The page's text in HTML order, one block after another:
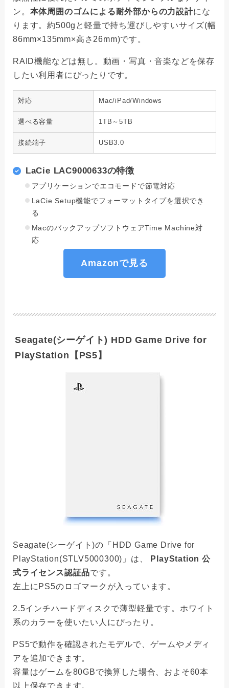
ン。 本体周囲のゴムによる耐外部からの力設計にな
ります。約500gと軽量で持ち運びしやすいサイズ(幅
86mm×135mm×高さ26mm)です。
RAID機能などは無し。動画・写真・音楽などを保存
したい利用者にぴったりです。
対応 Mac/iPad/Windows
選べる容量 1TB～5TB
接続端子 USB3.0
LaCie LAC9000633の特徴
アプリケーションでエコモードで節電対応
LaCie Setup機能でフォーマットタイプを選択でき
る
MacのバックアップソフトウェアTime Machine対
応
Amazonで見る
Seagate(シーゲイト) HDD Game Drive for
PlayStation【PS5】
Seagate(シーゲイト)の「HDD Game Drive for
PlayStation(STLV5000300)」は、
PlayStation 公
式ライセンス認証品です。
左上にPS5のロゴマークが入っています。
2.5インチハードディスクで薄型軽量です。ホワイト
系のカラーを使いたい人にぴったり。
PS5で動作を確認されたモデルで、ゲームやメディ
アを追加できます。
容量はゲームを80GBで換算した場合、およそ60本
以上保存できます。